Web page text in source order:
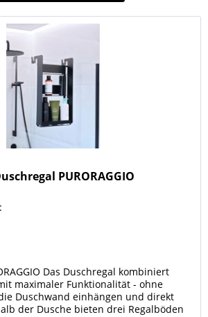
PURORAGGIO
Das Duschregal kombiniert
maximaler Funktionalität - ohne
Duschwand einhängen und direkt
der Dusche bieten drei Regalböden